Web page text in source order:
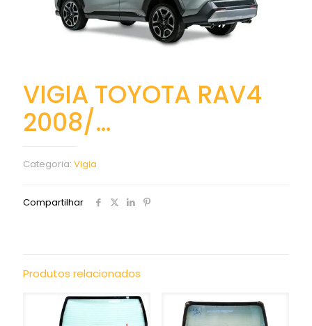
VIGIA TOYOTA RAV4
2008/…
Categoria: Vigia
Compartilhar
Produtos relacionados